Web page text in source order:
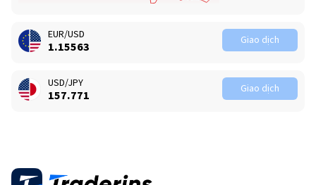
EUR/USD
1.15563 Giao dịch
USD/JPY
157.771 Giao dịch